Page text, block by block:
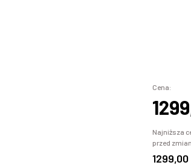
Cena:
Najniższa
przed